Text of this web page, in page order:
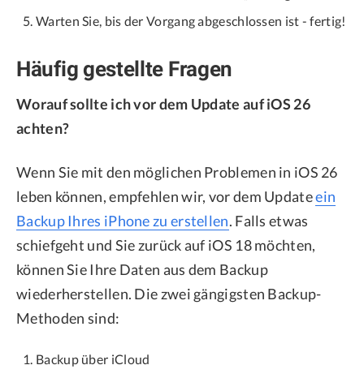
Warten Sie, bis der Vorgang abgeschlossen ist - fertig!
Häufig gestellte Fragen
Worauf sollte ich vor dem Update auf iOS 26
achten?
Wenn Sie mit den möglichen Problemen in iOS 26
leben können, empfehlen wir, vor dem Updateein
Backup Ihres iPhone zu erstellen. Falls etwas
schiefgeht und Sie zurück auf iOS 18 möchten,
können Sie Ihre Daten aus dem Backup
wiederherstellen. Die zwei gängigsten Backup-
Methoden sind:
Backup über iCloud